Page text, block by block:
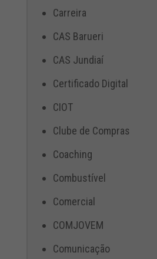
Carreira
CAS Barueri
CAS Jundiaí
Certificado Digital
CIOT
Clube de Compras
Coaching
Combustível
Comercial
COMJOVEM
Comunicação